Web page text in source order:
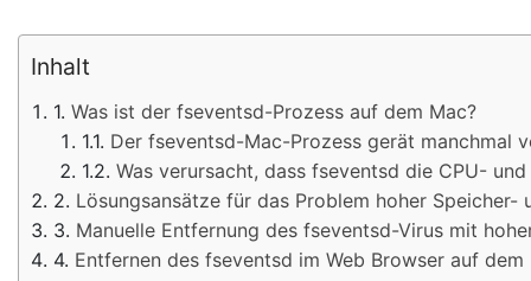
Inhalt
Was ist der fseventsd-Prozess auf dem Mac?
Der fseventsd-Mac-Prozess gerät manchmal
Was verursacht, dass fseventsd die CPU-
Lösungsansätze für das Problem hoher
Manuelle Entfernung des fseventsd-Virus mit
Entfernen des fseventsd im Web Browser auf dem